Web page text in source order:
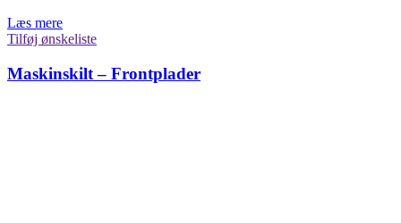
Læs mere
Tilføj ønskeliste
Maskinskilt – Frontplader